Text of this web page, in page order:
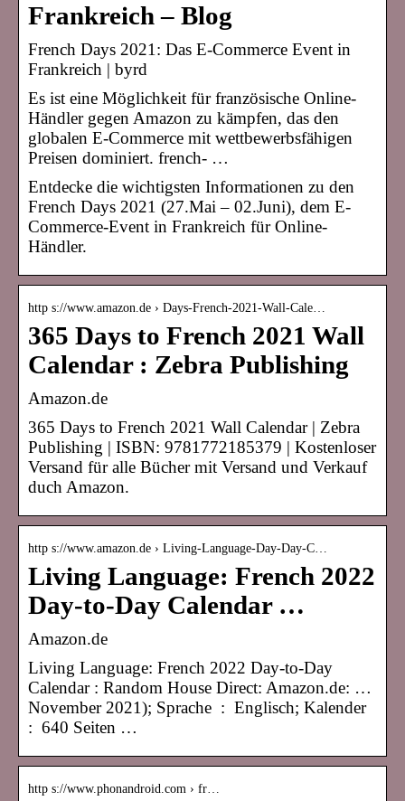
Frankreich – Blog
French Days 2021: Das E-Commerce Event in
Frankreich | byrd
Es ist eine Möglichkeit für französische Online-
Händler gegen Amazon zu kämpfen, das den
globalen E-Commerce mit wettbewerbsfähigen
Preisen dominiert. french- …
Entdecke die wichtigsten Informationen zu den
French Days 2021 (27.Mai – 02.Juni), dem E-
Commerce-Event in Frankreich für Online-
Händler.
http s://www.amazon.de › Days-French-2021-Wall-Cale…
365 Days to French 2021 Wall
Calendar : Zebra Publishing
Amazon.de
365 Days to French 2021 Wall Calendar | Zebra
Publishing | ISBN: 9781772185379 | Kostenloser
Versand für alle Bücher mit Versand und Verkauf
duch Amazon.
http s://www.amazon.de › Living-Language-Day-Day-C…
Living Language: French 2022
Day-to-Day Calendar …
Amazon.de
Living Language: French 2022 Day-to-Day
Calendar : Random House Direct: Amazon.de: …
November 2021); Sprache ‏ : ‎ Englisch; Kalender ‏
: ‎ 640 Seiten …
http s://www.phonandroid.com › fr…